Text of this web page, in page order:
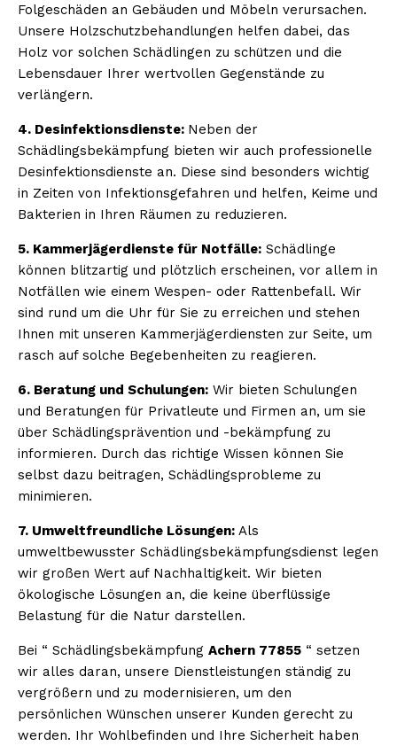
Folgeschäden an Gebäuden und Möbeln verursachen.
Unsere Holzschutzbehandlungen helfen dabei, das
Holz vor solchen Schädlingen zu schützen und die
Lebensdauer Ihrer wertvollen Gegenstände zu
verlängern.
4. Desinfektionsdienste: Neben der
Schädlingsbekämpfung bieten wir auch professionelle
Desinfektionsdienste an. Diese sind besonders wichtig
in Zeiten von Infektionsgefahren und helfen, Keime und
Bakterien in Ihren Räumen zu reduzieren.
5. Kammerjägerdienste für Notfälle: Schädlinge
können blitzartig und plötzlich erscheinen, vor allem in
Notfällen wie einem Wespen- oder Rattenbefall. Wir
sind rund um die Uhr für Sie zu erreichen und stehen
Ihnen mit unseren Kammerjägerdiensten zur Seite, um
rasch auf solche Begebenheiten zu reagieren.
6. Beratung und Schulungen: Wir bieten Schulungen
und Beratungen für Privatleute und Firmen an, um sie
über Schädlingsprävention und -bekämpfung zu
informieren. Durch das richtige Wissen können Sie
selbst dazu beitragen, Schädlingsprobleme zu
minimieren.
7. Umweltfreundliche Lösungen: Als
umweltbewusster Schädlingsbekämpfungsdienst legen
wir großen Wert auf Nachhaltigkeit. Wir bieten
ökologische Lösungen an, die keine überflüssige
Belastung für die Natur darstellen.
Bei “ Schädlingsbekämpfung Achern 77855 “ setzen
wir alles daran, unsere Dienstleistungen ständig zu
vergrößern und zu modernisieren, um den
persönlichen Wünschen unserer Kunden gerecht zu
werden. Ihr Wohlbefinden und Ihre Sicherheit haben